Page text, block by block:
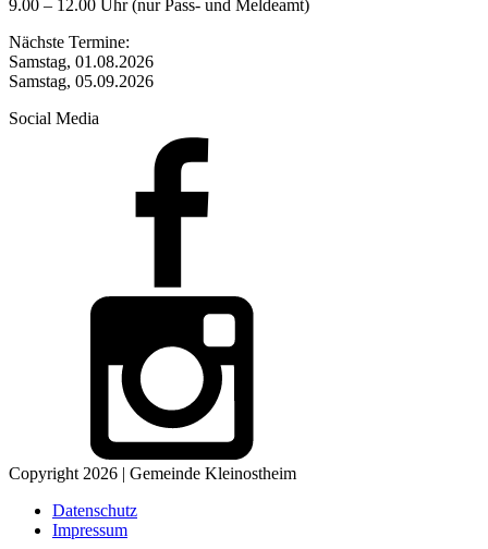
9.00 – 12.00 Uhr (nur Pass- und Meldeamt)
Nächste Termine:
Samstag, 01.08.2026
Samstag, 05.09.2026
Social Media
Copyright 2026 | Gemeinde Kleinostheim
Datenschutz
Impressum